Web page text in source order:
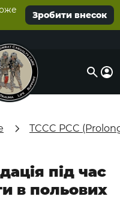
Зробити внесок
TCCC PCC
під час
в польових